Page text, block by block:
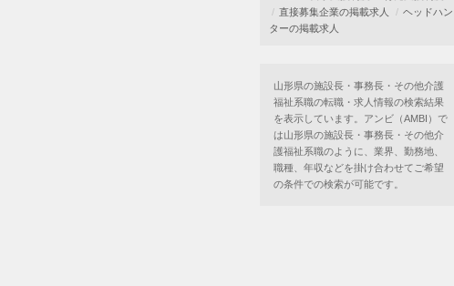
直接募集企業の掲載求人
ヘッドハン
ターの掲載求人
山形県の施設長・事務長・その他介護
福祉系職の転職・求人情報の検索結果
を表示しています。アンビ（AMBI）で
は山形県の施設長・事務長・その他介
護福祉系職のように、業界、勤務地、
職種、年収などを掛け合わせてご希望
の条件での検索が可能です。